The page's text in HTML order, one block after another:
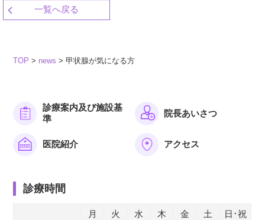
一覧へ戻る
TOP > news >甲状腺が気になる方
診療案内及び施設基
準
院長あいさつ
医院紹介 アクセス
診療時間
月 火 水 木 金 土 日･祝